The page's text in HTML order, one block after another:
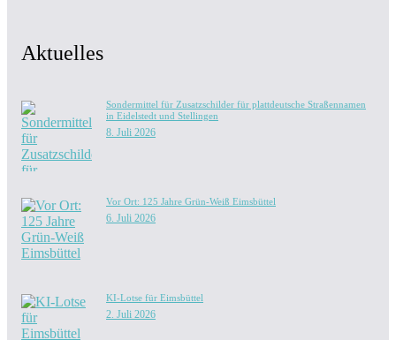
Aktuelles
Sondermittel für Zusatzschilder für plattdeutsche Straßennamen
in Eidelstedt und Stellingen
8. Juli 2026
Vor Ort: 125 Jahre Grün-Weiß Eimsbüttel
6. Juli 2026
KI-Lotse für Eimsbüttel
2. Juli 2026